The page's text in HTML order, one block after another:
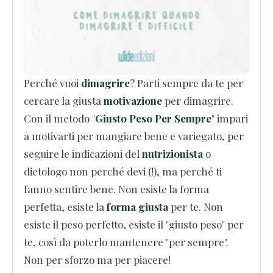
Perché vuoi dimagrire? Parti sempre da te per
cercare la giusta motivazione per dimagrire.
Con il metodo "Giusto Peso Per Sempre" impari
a motivarti per mangiare bene e variegato, per
seguire le indicazioni del nutrizionista o
dietologo non perché devi (!), ma perché ti
fanno sentire bene. Non esiste la forma
perfetta, esiste la forma giusta per te. Non
esiste il peso perfetto, esiste il "giusto peso" per
te, così da poterlo mantenere "per sempre".
Non per sforzo ma per piacere!